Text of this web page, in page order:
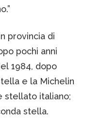
provincia di
pochi anni
1984, dopo
e la Michelin
stellato italiano;
stella.